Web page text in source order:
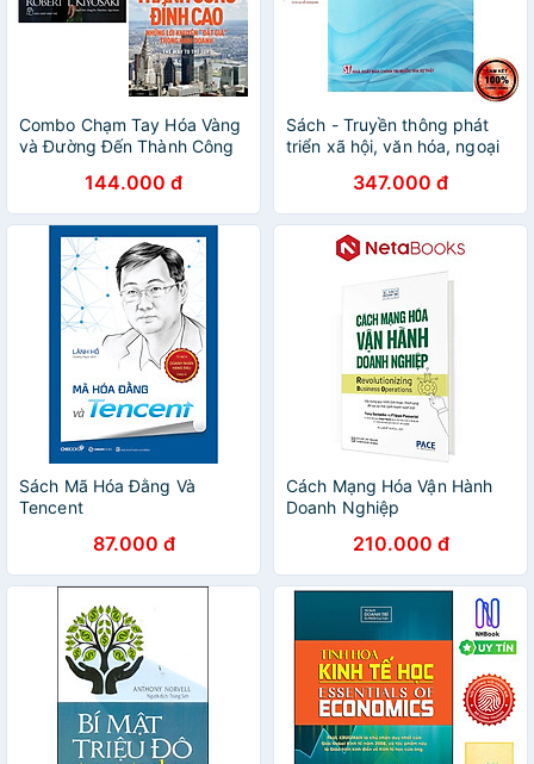
Combo Chạm Tay Hóa Vàng
và Đường Đến Thành Công
144.000 đ
Sách - Truyền thông phát
triển xã hội, văn hóa, ngoại
toàn cầu hóa và cách mạng
công...
347.000 đ
Sách Mã Hóa Đằng Và
Tencent
87.000 đ
Cách Mạng Hóa Vận Hành
Doanh Nghiệp
210.000 đ